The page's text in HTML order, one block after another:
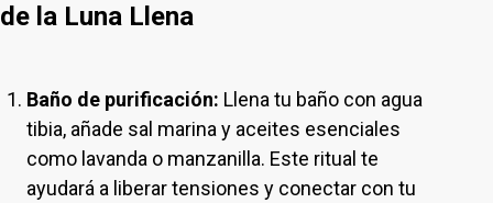
de la Luna Llena
Baño de purificación: Llena tu baño con agua
tibia, añade sal marina y aceites esenciales
como lavanda o manzanilla. Este ritual te
ayudará a liberar tensiones y conectar con tu